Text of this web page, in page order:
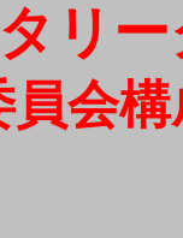
リ
会構